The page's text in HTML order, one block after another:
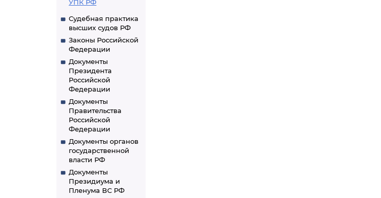
УПК РФ
Судебная практика
высших судов РФ
Законы Российской
Федерации
Документы
Президента
Российской
Федерации
Документы
Правительства
Российской
Федерации
Документы органов
государственной
власти РФ
Документы
Президиума и
Пленума ВС РФ